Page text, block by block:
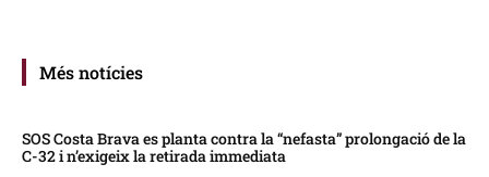
Més notícies
SOS Costa Brava es planta contra la “nefasta” prolongació de la
C-32 i n’exigeix la retirada immediata